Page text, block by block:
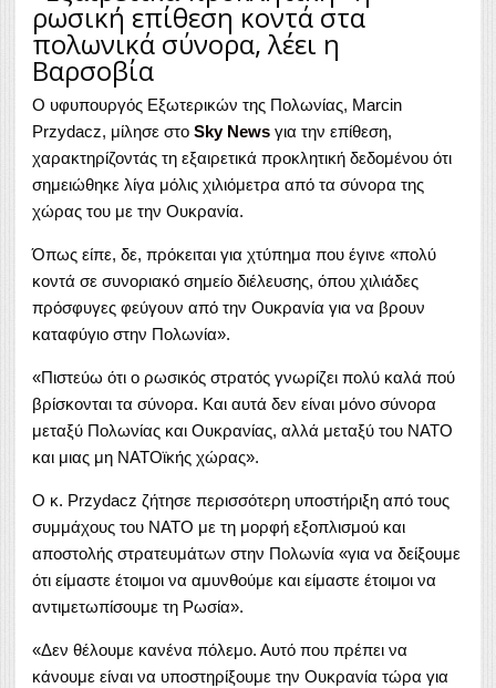
ρωσική επίθεση κοντά στα
πολωνικά σύνορα, λέει η
Βαρσοβία
Ο υφυπουργός Εξωτερικών της Πολωνίας, Marcin
Przydacz, μίλησε στο Sky News για την επίθεση,
χαρακτηρίζοντάς τη εξαιρετικά προκλητική δεδομένου ότι
σημειώθηκε λίγα μόλις χιλιόμετρα από τα σύνορα της
χώρας του με την Ουκρανία.
Όπως είπε, δε, πρόκειται για χτύπημα που έγινε «πολύ
κοντά σε συνοριακό σημείο διέλευσης, όπου χιλιάδες
πρόσφυγες φεύγουν από την Ουκρανία για να βρουν
καταφύγιο στην Πολωνία».
«Πιστεύω ότι ο ρωσικός στρατός γνωρίζει πολύ καλά πού
βρίσκονται τα σύνορα. Και αυτά δεν είναι μόνο σύνορα
μεταξύ Πολωνίας και Ουκρανίας, αλλά μεταξύ του ΝΑΤΟ
και μιας μη ΝΑΤΟϊκής χώρας».
Ο κ. Przydacz ζήτησε περισσότερη υποστήριξη από τους
συμμάχους του ΝΑΤΟ με τη μορφή εξοπλισμού και
αποστολής στρατευμάτων στην Πολωνία «για να δείξουμε
ότι είμαστε έτοιμοι να αμυνθούμε και είμαστε έτοιμοι να
αντιμετωπίσουμε τη Ρωσία».
«Δεν θέλουμε κανένα πόλεμο. Αυτό που πρέπει να
κάνουμε είναι να υποστηρίξουμε την Ουκρανία τώρα για